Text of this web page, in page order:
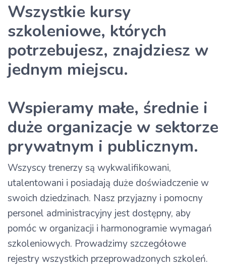
Wszystkie kursy
szkoleniowe, których
potrzebujesz, znajdziesz w
jednym miejscu.
Wspieramy małe, średnie i
duże organizacje w sektorze
prywatnym i publicznym.
Wszyscy trenerzy są wykwalifikowani,
utalentowani i posiadają duże doświadczenie w
swoich dziedzinach. Nasz przyjazny i pomocny
personel administracyjny jest dostępny, aby
pomóc w organizacji i harmonogramie wymagań
szkoleniowych. Prowadzimy szczegółowe
rejestry wszystkich przeprowadzonych szkoleń.